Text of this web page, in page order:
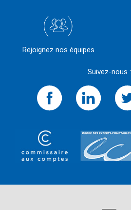
Suivez-nous :
Rejoignez nos équipes